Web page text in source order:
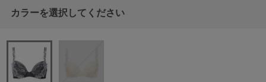
カラーを選択してください